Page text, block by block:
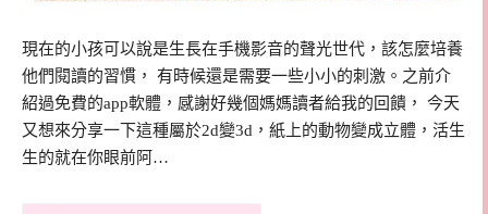
現在的小孩可以說是生長在手機影音的聲光世代，該怎麼培養
他們閱讀的習慣， 有時候還是需要一些小小的刺激。之前介
紹過免費的app軟體，感謝好幾個媽媽讀者給我的回饋， 今天
又想來分享一下這種屬於2d變3d，紙上的動物變成立體，活生
生的就在你眼前阿…